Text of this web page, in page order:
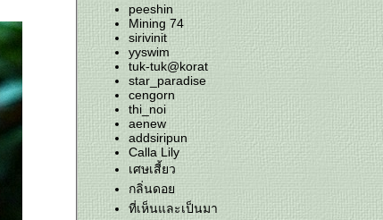
peeshin
Mining 74
sirivinit
yyswim
tuk-tuk@korat
star_paradise
cengorn
thi_noi
aenew
addsiripun
Calla Lily
เศษเสี้ยว
กลิ่นดอ
ที่เห็นและเป็นมา